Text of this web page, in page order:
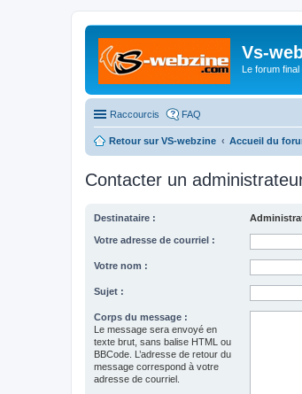
Vs-
Le forum
Raccourcis FAQ
Retour sur VS-webzine Accueil du
Contacter un
Destinataire :
Votre adresse de courriel :
Votre nom :
Sujet :
Corps du message :
Le message sera envoyé en
texte brut, sans balise HTML ou
BBCode. L’adresse de retour du
message correspond à votre
adresse de courriel.